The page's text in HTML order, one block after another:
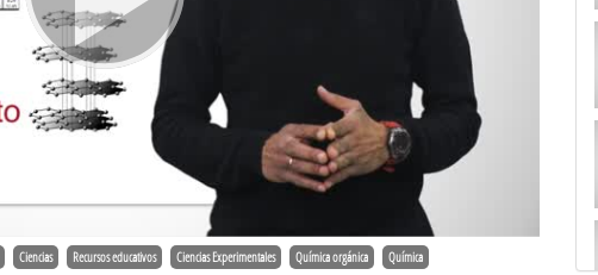
Ciencias Recursos educativos Ciencias Experimentales Química orgánica Química